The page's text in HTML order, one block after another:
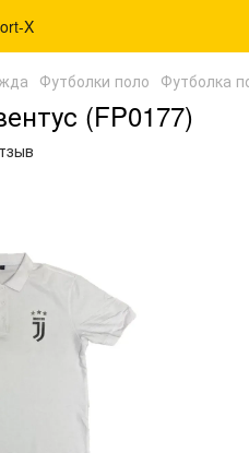
Футболки поло Футболка
(FP0177)